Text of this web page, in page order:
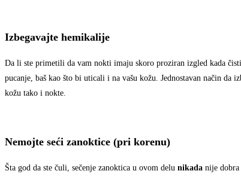
Izbegavajte hemikalije
Da li ste primetili da vam nokti imaju skoro proziran izgled kada
pucanje, baš kao što bi uticali i na vašu kožu. Jednostavan način
kožu tako i nokte.
Nemojte seći zanoktice (pri korenu)
Šta god da ste čuli, sečenje zanoktica u ovom delu nikada nije dobra